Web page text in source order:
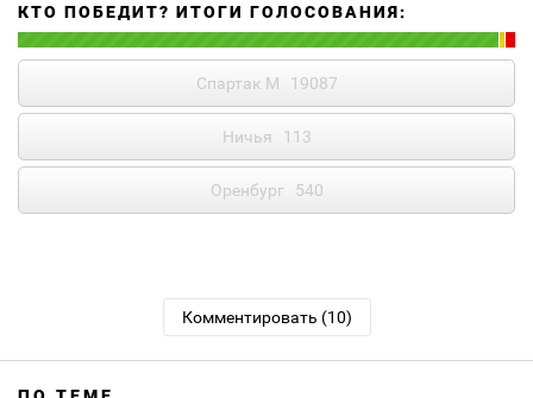
КТО ПОБЕДИТ? ИТОГИ ГОЛОСОВАНИЯ:
Спартак М 19087
Ничья 113
Оренбург 540
Комментировать (10)